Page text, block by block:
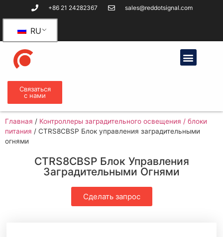
+86 21 24282367 sales@reddotsignal.com
RU
Связаться
с нами
Главная / Контроллеры заградительного освещения / блоки
питания / CTRS8CBSP Блок управления заградительными
огнями
CTRS8CBSP Блок Управления
Заградительными Огнями
Сделать запрос